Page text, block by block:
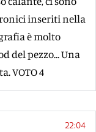
inseriti nella
è molto
del pezzo... Una
VOTO 4
22:04